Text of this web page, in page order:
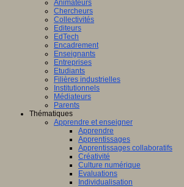
Animateurs
Chercheurs
Collectivités
Editeurs
EdTech
Encadrement
Enseignants
Entreprises
Etudiants
Filières industrielles
Institutionnels
Médiateurs
Parents
Thématiques
Apprendre et enseigner
Apprendre
Apprentissages
Apprentissages collaboratifs
Créativité
Culture numérique
Evaluations
Individualisation